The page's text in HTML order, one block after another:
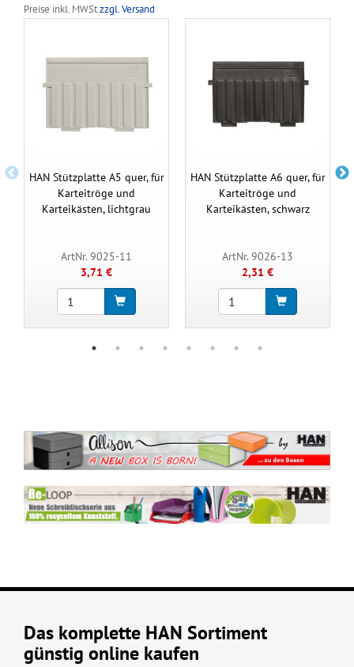
Preise inkl. MWStzzgl. Versand
HAN Stützplatte A5 quer, für
Karteitröge und
Karteikästen, lichtgrau
ArtNr. 9025-11
3,71 €
HAN Stützplatte A6 quer, für
Karteitröge und
Karteikästen, schwarz
ArtNr. 9026-13
2,31 €
Das komplette HAN Sortiment
günstig online kaufen